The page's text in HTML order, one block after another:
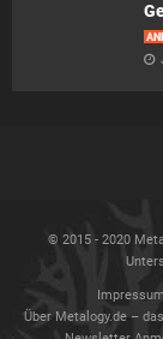
© 2015 - 2020
Impressum
Über Metalogy.de –